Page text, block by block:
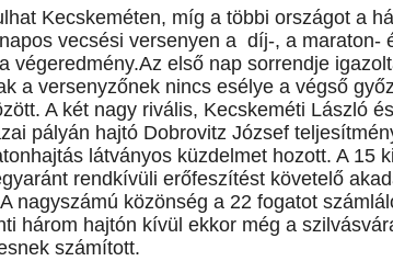
Kecskeméten, míg a többi országot a
vecsési versenyen a díj-, a maraton-
végeredmény.Az első nap sorrendje
a versenyzőnek nincs esélye a végső
A két nagy rivális, Kecskeméti László
pályán hajtó Dobrovitz József
látványos küzdelmet hozott. A 15
rendkívüli erőfeszítést követelő
nagyszámú közönség a 22 fogatot
három hajtón kívül ekkor még a
számított.